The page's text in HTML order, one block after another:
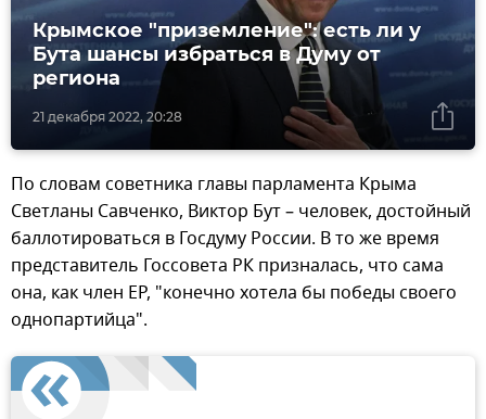
21 декабря 2022, 20:28
Крымское "приземление": есть ли у
Бута шансы избраться в Думу от
региона
По словам советника главы парламента Крыма
Светланы Савченко, Виктор Бут – человек, достойный
баллотироваться в Госдуму России. В то же время
представитель Госсовета РК призналась, что сама
она, как член ЕР, "конечно хотела бы победы своего
однопартийца".